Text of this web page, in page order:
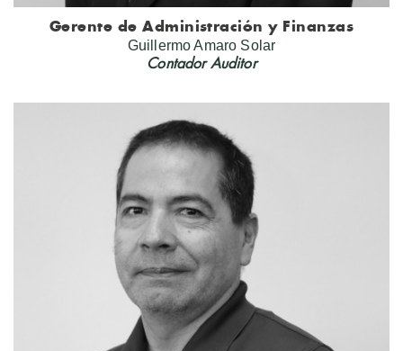
Gerente de Administración y Finanzas
Guillermo Amaro Solar
Contador Auditor